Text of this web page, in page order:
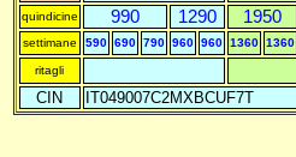
quindicine 990 1290 1950
settimane 590 690 790 960 960 1360 1360
ritagli
CIN IT049007C2MXBCUF7T